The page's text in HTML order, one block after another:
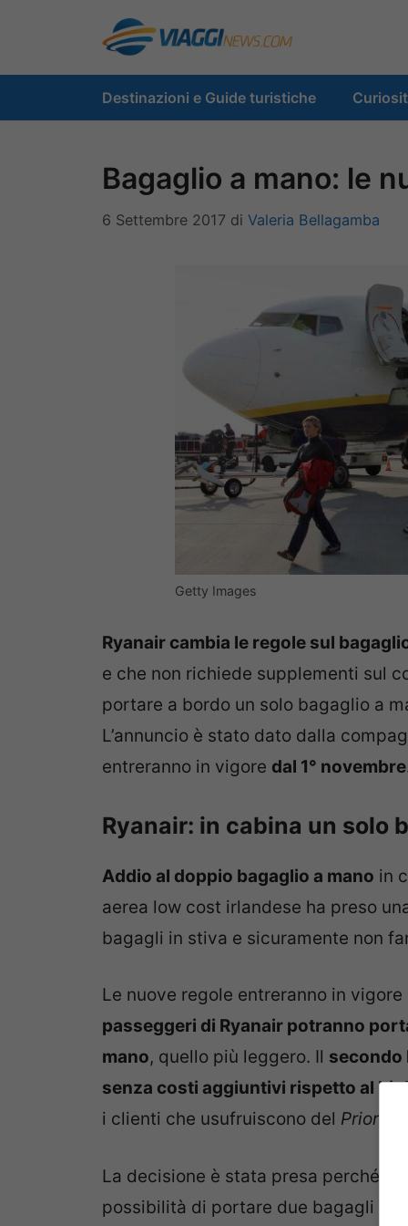
contenuto
Destinazioni e Guide turistiche
Bagaglio a mano: le
6 Settembre 2017 di Valeria Bellagamba
Getty Images
Ryanair cambia le regole sul
e che non richiede supplementi sul
portare a bordo un solo bagaglio a
L’annuncio è stato dato dalla
entreranno in vigore dal 1° novembre
Ryanair: in cabina un solo
Addio al doppio bagaglio a mano in
aerea low cost irlandese ha preso
bagagli in stiva e sicuramente non
Le nuove regole entreranno in vigore
passeggeri di Ryanair potranno
mano, quello più leggero. Il secondo
senza costi aggiuntivi rispetto al
i clienti che usufruiscono del Priority
La decisione è stata presa perché
possibilità di portare due bagagli a